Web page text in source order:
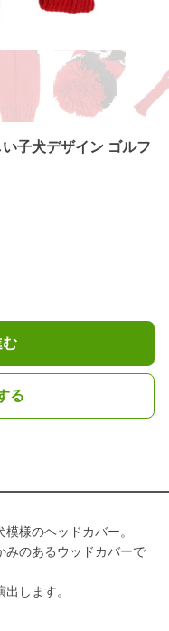
子犬デザイン ゴルフ
む
る
様のヘッドカバー。
みのあるウッドカバーで
します。